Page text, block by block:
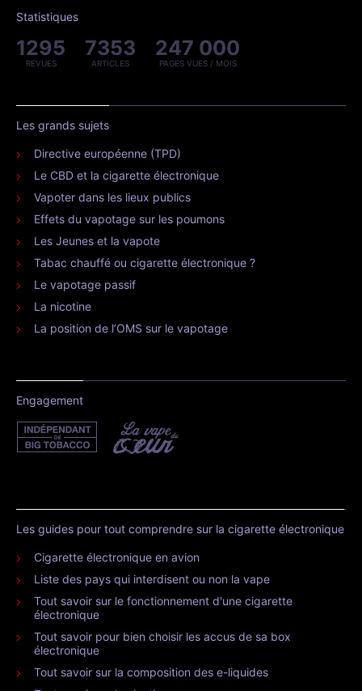
Statistiques
1295
REVUES
7353
ARTICLES
247 000
PAGES VUES / MOIS
Les grands sujets
Directive européenne (TPD)
Le CBD et la cigarette électronique
Vapoter dans les lieux publics
Effets du vapotage sur les poumons
Les Jeunes et la vapote
Tabac chauffé ou cigarette électronique ?
Le vapotage passif
La nicotine
La position de l’OMS sur le vapotage
Engagement
Les guides pour tout comprendre sur la cigarette électronique
Cigarette électronique en avion
Liste des pays qui interdisent ou non la vape
Tout savoir sur le fonctionnement d'une cigarette
électronique
Tout savoir pour bien choisir les accus de sa box
électronique
Tout savoir sur la composition des e-liquides